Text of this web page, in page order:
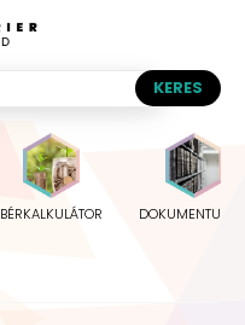
BÉRKALKULÁTOR